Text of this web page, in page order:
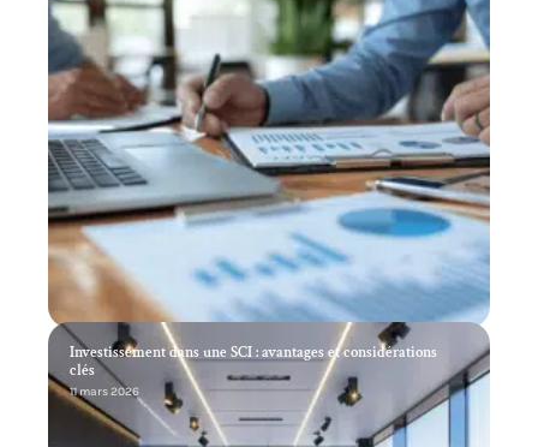
Investissement dans une SCI : avantages et considérations
clés
11 mars 2026